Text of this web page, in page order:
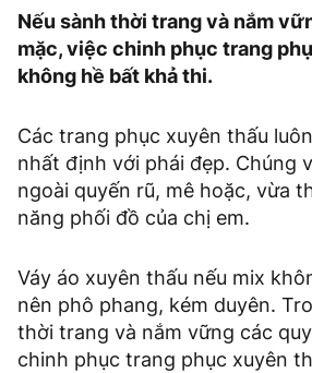
Nếu sành thời trang và nắm
mặc, việc chinh phục trang
không hề bất khả thi.
Các trang phục xuyên thấu
nhất định với phái đẹp. Chúng
ngoài quyến rũ, mê hoặc, vừa
năng phối đồ của chị em.
Váy áo xuyên thấu nếu mix
nên phô phang, kém duyên.
thời trang và nắm vững các
chinh phục trang phục xuyên